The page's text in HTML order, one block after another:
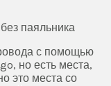
с помощью
но есть места,
это места со